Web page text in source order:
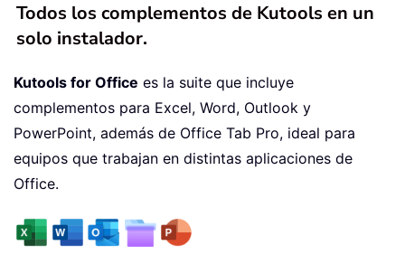
Todos los complementos de Kutools en un
solo instalador.
Kutools for Office es la suite que incluye
complementos para Excel, Word, Outlook y
PowerPoint, además de Office Tab Pro, ideal para
equipos que trabajan en distintas aplicaciones de
Office.